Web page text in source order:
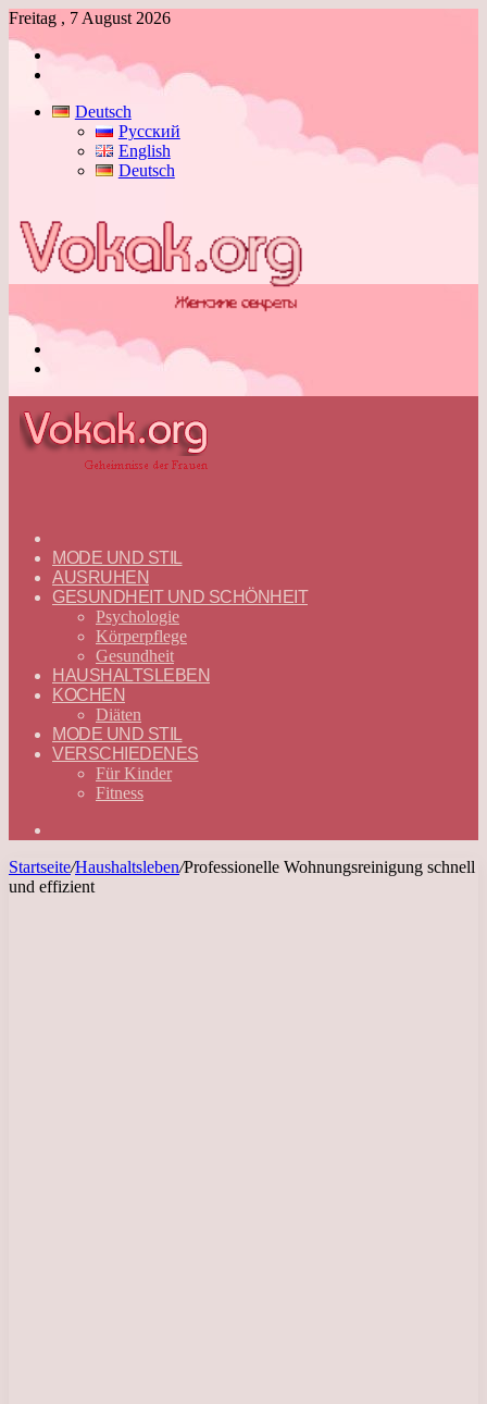
Freitag , 7 August 2026
Anmelden
Deutsch
Русский
English
Deutsch
—
DEUTSCH
MODE UND STIL
AUSRUHEN
GESUNDHEIT UND SCHÖNHEIT
Psychologie
Körperpflege
Gesundheit
HAUSHALTSLEBEN
KOCHEN
Diäten
MODE UND STIL
VERSCHIEDENES
Für Kinder
Fitness
Startseite/Haushaltsleben/Professionelle Wohnungsreinigung schnell
und effizient